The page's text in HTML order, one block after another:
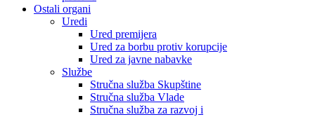
Ostali organi
Uredi
Ured premijera
Ured za borbu protiv korupcije
Ured za javne nabavke
Službe
Stručna služba Skupštine
Stručna služba Vlade
Stručna služba za razvoj i